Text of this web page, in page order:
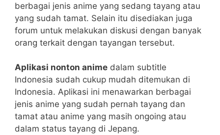
berbagai jenis anime yang sedang tayang atau
yang sudah tamat. Selain itu disediakan juga
forum untuk melakukan diskusi dengan banyak
orang terkait dengan tayangan tersebut.
Aplikasi nonton anime dalam subtitle
Indonesia sudah cukup mudah ditemukan di
Indonesia. Aplikasi ini menawarkan berbagai
jenis anime yang sudah pernah tayang dan
tamat atau anime yang masih ongoing atau
dalam status tayang di Jepang.